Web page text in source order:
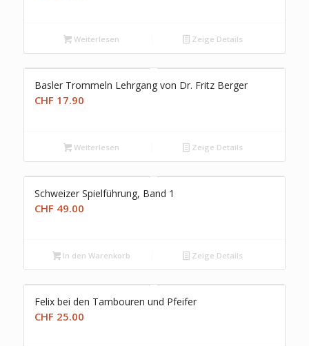
Weiterlesen Zeige Details
Basler Trommeln Lehrgang von Dr. Fritz Berger
CHF 17.90
Weiterlesen Zeige Details
Schweizer Spielführung, Band 1
CHF 49.00
In den Warenkorb Zeige Details
Felix bei den Tambouren und Pfeifer
CHF 25.00